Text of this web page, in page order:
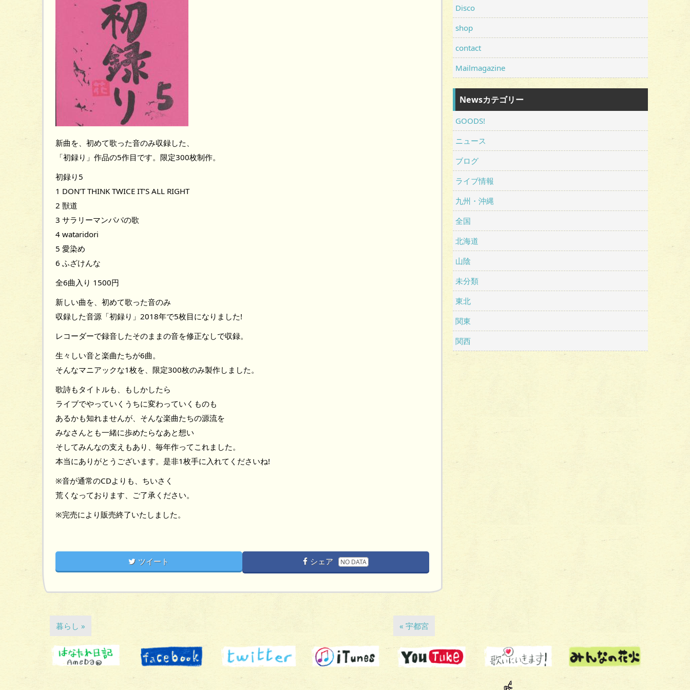
新曲を、初めて歌った音のみ収録した、
「初録り」作品の5作目です。限定300枚制作。
初録り5
1 DON’T THINK TWICE IT’S ALL RIGHT
2 獣道
3 サラリーマンパパの歌
4 wataridori
5 愛染め
6 ふざけんな
全6曲入り 1500円
新しい曲を、初めて歌った音のみ
収録した音源「初録り」2018年で5枚目になりました!
レコーダーで録音したそのままの音を修正なしで収録。
生々しい音と楽曲たちが6曲。
そんなマニアックな1枚を、限定300枚のみ製作しました。
歌詩もタイトルも、もしかしたら
ライブでやっていくうちに変わっていくものも
あるかも知れませんが、そんな楽曲たちの源流を
みなさんとも一緒に歩めたらなあと想い
そしてみんなの支えもあり、毎年作ってこれました。
本当にありがとうございます。是非1枚手に入れてくださいね!
※音が通常のCDよりも、ちいさく
荒くなっております、ご了承ください。
※完売により販売終了いたしました。
ツイート シェア NO DATA
« 宇都宮
暮らし »
Disco
shop
contact
Mailmagazine
Newsカテゴリー
GOODS!
ニュース
ブログ
ライブ情報
九州・沖縄
全国
北海道
山陰
未分類
東北
関東
関西